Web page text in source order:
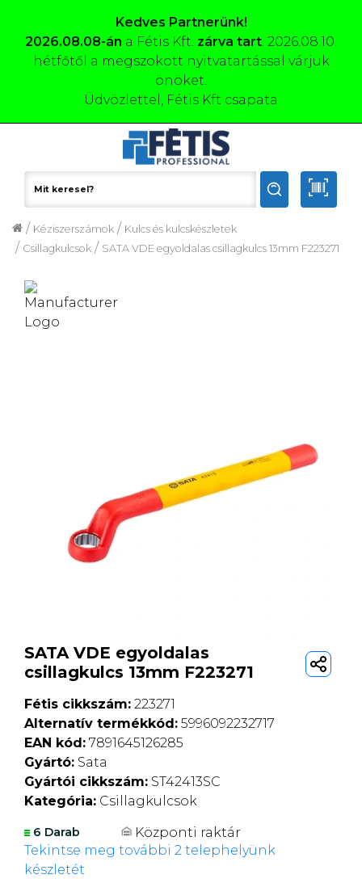
Kedves Partnerünk!
2026.08.08-án a Fétis Kft. zárva tart. 2026.08.10.
hétfőtől a megszokott nyitvatartással várjuk
önöket.
Üdvözlettel, Fétis Kft csapata
SATA VDE egyoldalas csillagkulcs 13mm F223271
/
Csillagkulcsok
/
Kulcs és kulcskészletek
/
Kéziszerszámok
/
SATA VDE egyoldalas
csillagkulcs 13mm F223271
Fétis cikkszám: 223271
Alternatív termékkód: 5996092232717
EAN kód: 7891645126285
Gyártó: Sata
Gyártói cikkszám: ST42413SC
Kategória: Csillagkulcsok
6 Darab
Központi raktár
Tekintse meg további 2 telephelyünk
készletét